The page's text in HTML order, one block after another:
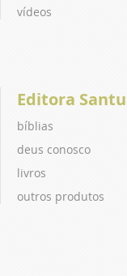
vídeos
Editora
bíblias
deus conosco
livros
outros produtos